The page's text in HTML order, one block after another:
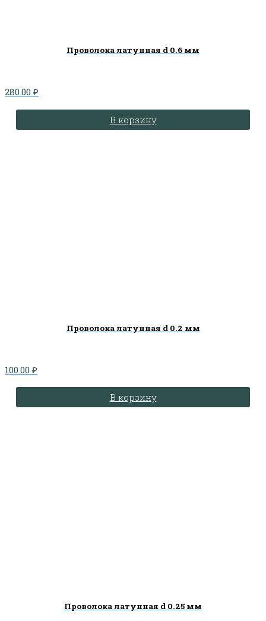
Проволока латунная d 0.6 мм
280.00 ₽
В корзину
Проволока латунная d 0.2 мм
100.00 ₽
В корзину
Проволока латунная d 0.25 мм